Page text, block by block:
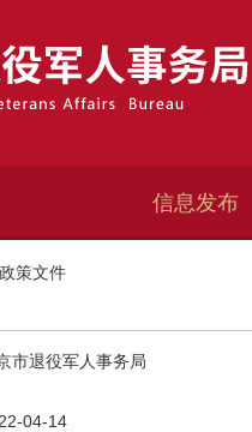
信息发布
政策文件
市退役军人事务局
04-14